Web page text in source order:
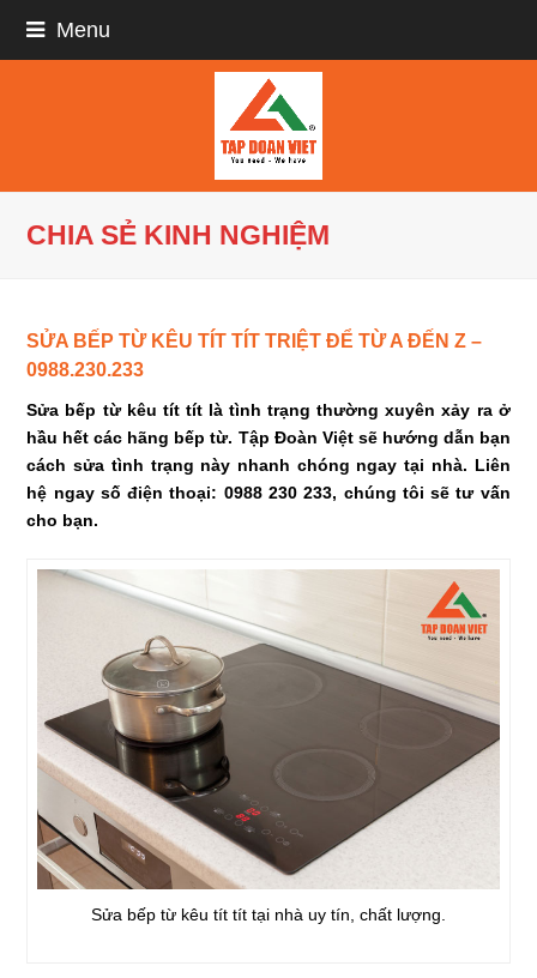
Menu
CHIA SẺ KINH NGHIỆM
SỬA BẾP TỪ KÊU TÍT TÍT TRIỆT ĐỂ TỪ A ĐẾN Z –
0988.230.233
Sửa bếp từ kêu tít tít là tình trạng thường xuyên xảy ra ở
hầu hết các hãng bếp từ. Tập Đoàn Việt sẽ hướng dẫn bạn
cách sửa tình trạng này nhanh chóng ngay tại nhà. Liên
hệ ngay số điện thoại: 0988 230 233, chúng tôi sẽ tư vấn
cho bạn.
Sửa bếp từ kêu tít tít tại nhà uy tín, chất lượng.